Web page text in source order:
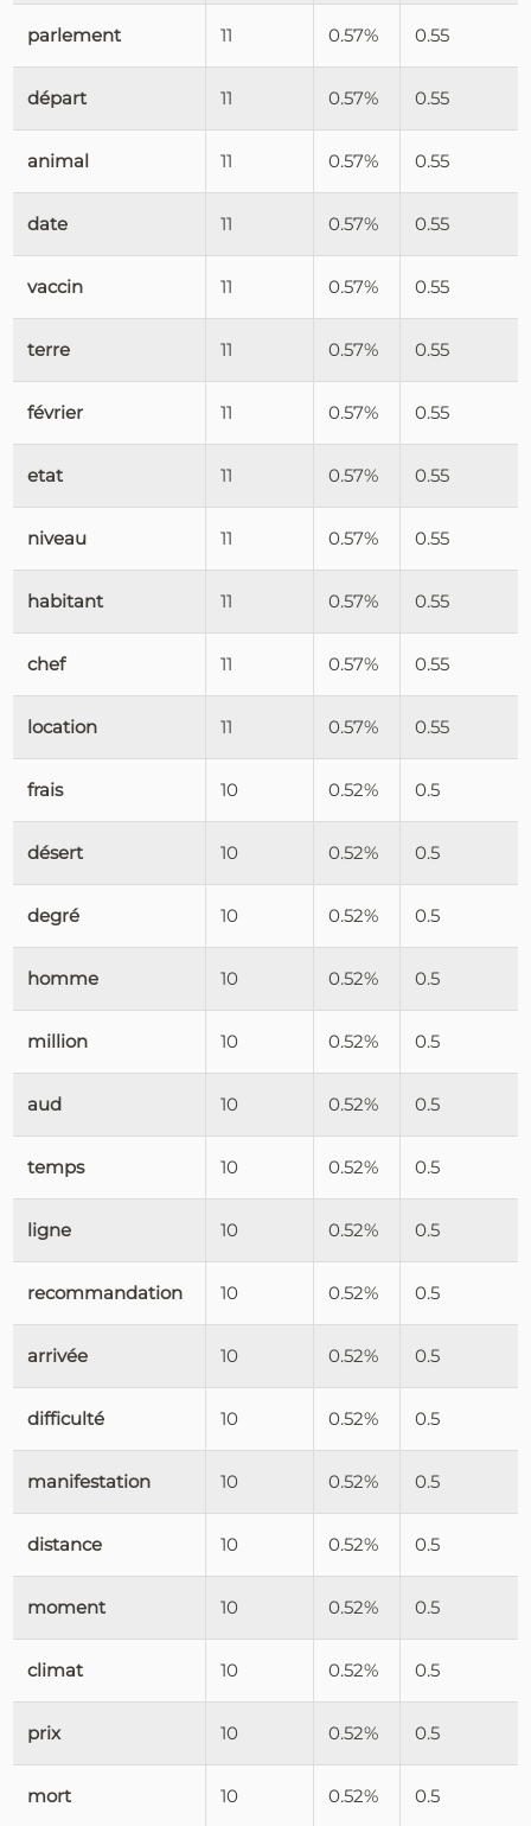
parlement 11 0.57% 0.55
départ 11 0.57% 0.55
animal 11 0.57% 0.55
date 11 0.57% 0.55
vaccin 11 0.57% 0.55
terre 11 0.57% 0.55
février 11 0.57% 0.55
etat 11 0.57% 0.55
niveau 11 0.57% 0.55
habitant 11 0.57% 0.55
chef 11 0.57% 0.55
location 11 0.57% 0.55
frais 10 0.52% 0.5
désert 10 0.52% 0.5
degré 10 0.52% 0.5
homme 10 0.52% 0.5
million 10 0.52% 0.5
aud 10 0.52% 0.5
temps 10 0.52% 0.5
ligne 10 0.52% 0.5
recommandation 10 0.52% 0.5
arrivée 10 0.52% 0.5
difficulté 10 0.52% 0.5
manifestation 10 0.52% 0.5
distance 10 0.52% 0.5
moment 10 0.52% 0.5
climat 10 0.52% 0.5
prix 10 0.52% 0.5
mort 10 0.52% 0.5